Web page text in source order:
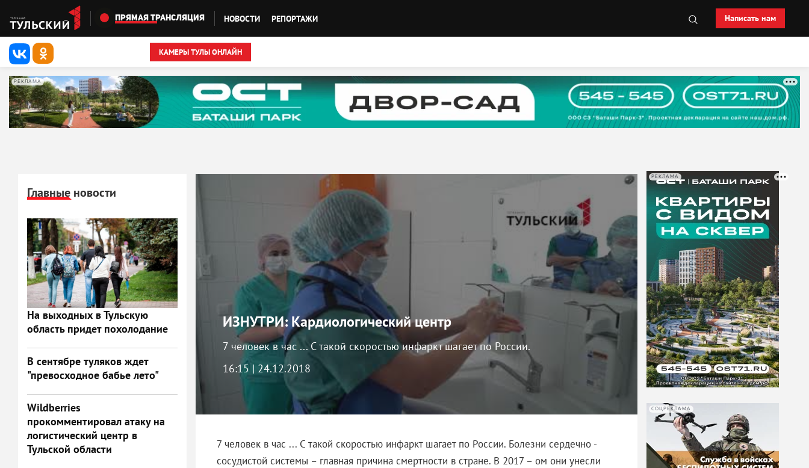
Перейти к основному содержанию
ПРЯМАЯ ТРАНСЛЯЦИЯ НОВОСТИ РЕПОРТАЖИ Написать нам
КАМЕРЫ ТУЛЫ ОНЛАЙН
РЕКЛАМА
Главные новости
На выходных в Тульскую
область придет похолодание
В сентябре туляков ждет
"превосходное бабье лето"
Wildberries
прокомментировал атаку на
логистический центр в
Тульской области
ИЗНУТРИ: Кардиологический центр
7 человек в час ... С такой скоростью инфаркт шагает по России.
16:15 | 24.12.2018
7 человек в час ... С такой скоростью инфаркт шагает по России. Болезни сердечно -
сосудистой системы – главная причина смертности в стране. В 2017 – ом они унесли
РЕКЛАМА
СОЦРЕКЛАМА